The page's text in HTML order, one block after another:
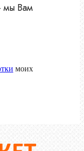
мы Вам
моих